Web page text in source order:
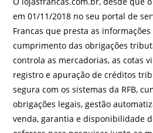
em 01/11/2018 no seu portal de
Francas que presta as
cumprimento das obrigações
controla as mercadorias, as cotas
registro e apuração de créditos
segura com os sistemas da RFB,
obrigações legais, gestão
venda, garantia e disponibilidade